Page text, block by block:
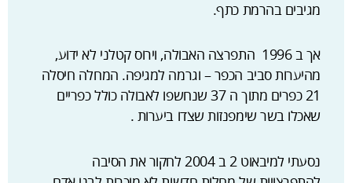
מגיבים בהרמת כתף.
אך ב 1996 התפרצה האבולה, וירוס קטלני לא ידוע,
מהיערות סביב הכפר – וגרמה למגיפה. המחלה חיסלה
21 כפרים מתוך ה 37 שנחשפו לאבולה כולל כפריים
שאכלו בשר שימפנזות שצדו ביערות .
נסעתי למיבאוט 2 ב 2004 לחקור את הסיבה